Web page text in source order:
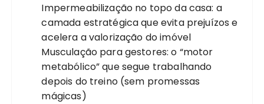
Impermeabilização no topo da casa: a
camada estratégica que evita prejuízos e
acelera a valorização do imóvel
Musculação para gestores: o “motor
metabólico” que segue trabalhando
depois do treino (sem promessas
mágicas)